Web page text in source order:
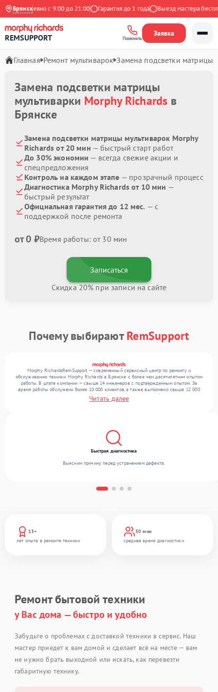
Брянск
Ежедневно с 9:00 до 21:00 Гарантия до 1 года Выезд мастера
REMSUPPORT Позвонить
Заявка
Главная Ремонт мультиварок Замена подсветки матрицы
Замена подсветки матрицы
мультиварки Morphy Richards в
Брянске
Замена подсветки матрицы мультиварок Morphy
Richards от 20 мин — быстрый старт работ
До 30% экономии — всегда свежие акции и
спецпредложения
Контроль на каждом этапе — прозрачный процесс
Диагностика Morphy Richards от 10 мин —
быстрый результат
Официальная гарантия до 12 мес. — с
поддержкой после ремонта
от 0 ₽Время работы: от 30 мин
Записаться
Скидка 20% при записи на сайте
Почему выбираютRemSupport
Morphy RichardsRemSupport — современный сервисный центр по ремонту и
обслуживанию техники Morphy Richards в Брянске с более чем десятилетним опытом
работы. В штате компании — свыше 14 инженеров с подтвержденным опытом. За
время работы обслужено более 10 000 клиентов, а также выполнено свыше 12 000
ремонтов. Ежемесячно в сервисный центр поступает от 300 устройств, включая , , . Мы
беремся за задачи любой сложности и гарантируем высокое качество обслуживания
Читать далее
13+
лет опыта в ремонте техники
30 мин
среднее время диагностики
Быстрая диагностика
Выясним причину перед устранением дефекта.
Ремонт бытовой техники
у Вас дома — быстро и удобно
Забудьте о проблемах с доставкой техники в сервис. Наш
мастер приедет к вам домой и сделает всё на месте — вам
не нужно брать выходной или искать, как перевезти
габаритную технику.